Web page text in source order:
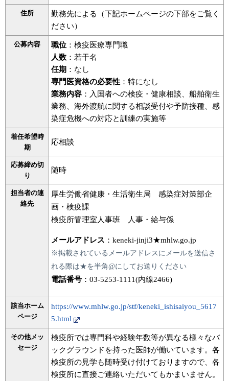
住所
勤務先による（下記ホームページの下部をご覧く
ださい）
公募内容 職位 ：検疫医療専門職
人数 ：若干名
任期 ：なし
専門医資格の必要性 ：特になし
業務内容 ：入国者への検疫・健康相談、船舶衛生
業務、海外渡航に関する相談受付や予防接種、感
染症危機への対応と訓練の実施等
着任希望時
期
応相談
応募締め切
り
随時
担当者の連
絡先
厚生労働省健康・生活衛生局 感染症対策部企
画・検疫課
検疫所管理室人事班 人事・給与係
メールアドレス ：keneki-jinji3★mhlw.go.jp
※掲載されているメールアドレスにメールを送信さ
れる際は★を半角@にしてお送りください
電話番号 ：03-5253-1111(内線2466)
該当ホーム
ページ
https://www.mhlw.go.jp/stf/keneki_ishisaiyou_5617
5.html
その他メッ
セージ
検疫所では専門科や経験年数等が異なる様々なバ
ックグラウンドを持った医師が働いています。各
検疫所の見学も随時受け付けておりますので、各
検疫所に直接ご連絡いただいてもかまいません。